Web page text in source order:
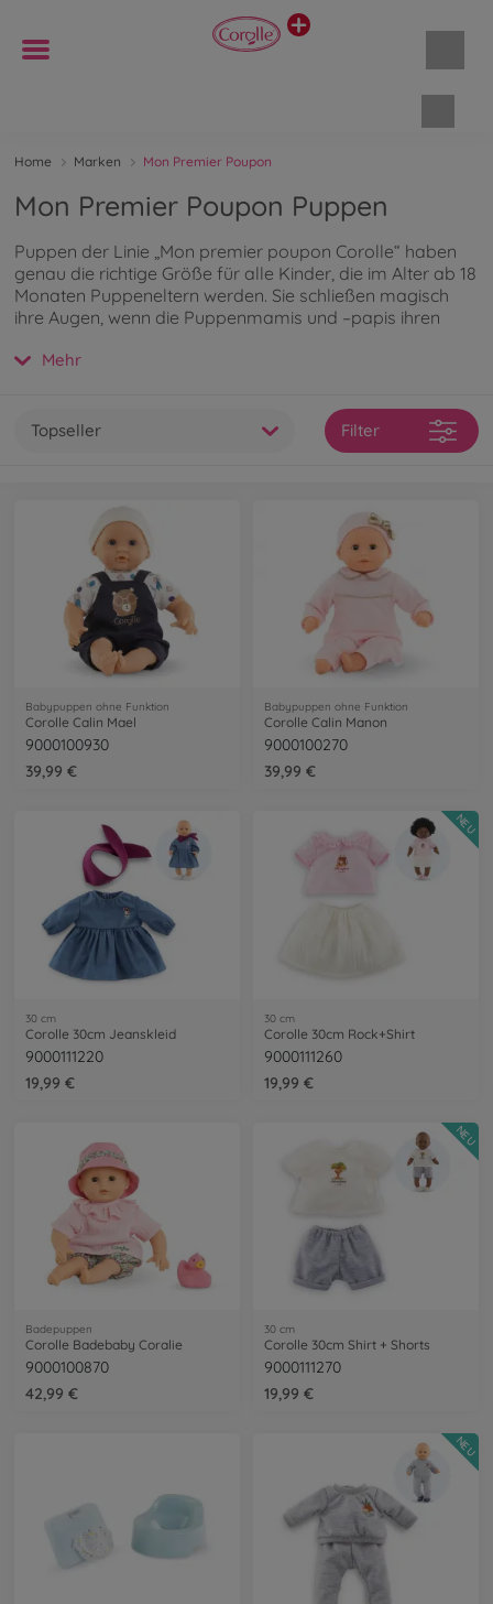
Home Marken Mon Premier Poupon
Mon Premier Poupon Puppen
Puppen der Linie „Mon premier poupon Corolle“ haben
genau die richtige Größe für alle Kinder, die im Alter ab 18
Monaten Puppeneltern werden. Sie schließen magisch
ihre Augen, wenn die Puppenmamis und –papis ihren
Mehr
Topseller Filter
Babypuppen ohne Funktion
Corolle Calin Mael
9000100930
39,99 €
Babypuppen ohne Funktion
Corolle Calin Manon
9000100270
39,99 €
30 cm
Corolle 30cm Jeanskleid
9000111220
19,99 €
30 cm
Corolle 30cm Rock+Shirt
9000111260
19,99 €
NEU
Badepuppen
Corolle Badebaby Coralie
9000100870
42,99 €
30 cm
Corolle 30cm Shirt + Shorts
9000111270
19,99 €
NEU
NEU